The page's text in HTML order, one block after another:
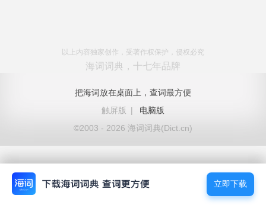
以上内容独家创作，受著作权保护，侵权必究
海词词典，十七年品牌
把海词放在桌面上，查词最方便
触屏版
|
电脑版
©2003 - 2026 海词词典(Dict.cn)
立即下载
立即下载